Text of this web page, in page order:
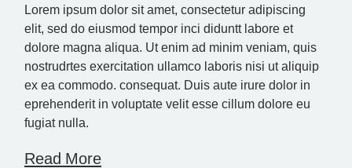
Lorem ipsum dolor sit amet, consectetur adipiscing
elit, sed do eiusmod tempor inci diduntt labore et
dolore magna aliqua. Ut enim ad minim veniam, quis
nostrudrtes exercitation ullamco laboris nisi ut aliquip
ex ea commodo. consequat. Duis aute irure dolor in
eprehenderit in voluptate velit esse cillum dolore eu
fugiat nulla.
Read More